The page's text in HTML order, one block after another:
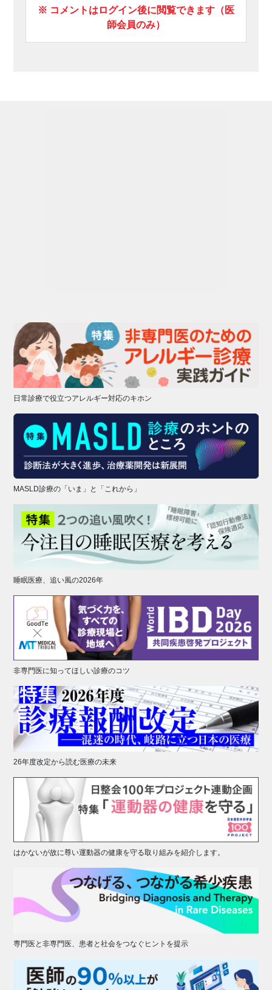
※ コメントはログイン後に閲覧できます（医
師会員のみ）
日常診療で役立つアレルギー対応のキホン
MASLD診療の「いま」と「これから」
睡眠医療、追い風の2026年
非専門医に知ってほしい診療のコツ
26年度改定から読む医療の未来
はかないが故に尊い運動器の健康を守る取り組みを紹介します。
専門医と非専門医、患者と社会をつなぐヒントを提示